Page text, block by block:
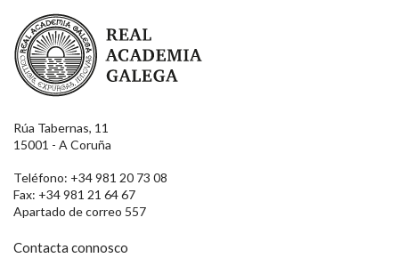
Real Academia Galega
Rúa Tabernas, 11
15001 - A Coruña
Teléfono: +34 981 20 73 08
Fax: +34 981 21 64 67
Apartado de correo 557
Contacta connosco